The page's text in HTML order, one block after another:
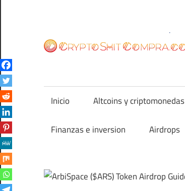
Inicio Altcoins y criptomonedas
Finanzas e inversion Airdrops